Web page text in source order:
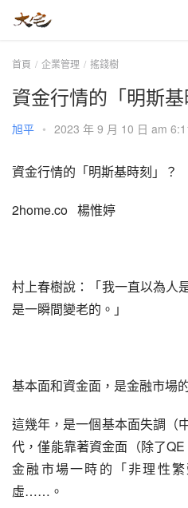
首頁 企業管理 搖錢樹
資金行情的「明斯基
旭平 • 2023 年 9 月 10 日 am
資金行情的「明斯基時刻」？
2home.co   楊惟婷
村上春樹說：「我一直以為人
是一瞬間變老的。」
基本面和資金面，是金融市場
這幾年，是一個基本面失調（
代，僅能靠著資金面（除了
金融市場一時的「非理性
虛……。